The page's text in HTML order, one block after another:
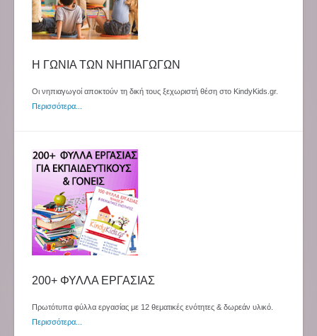
Η ΓΩΝΙΑ ΤΩΝ ΝΗΠΙΑΓΩΓΩΝ
Οι νηπιαγωγοί αποκτούν τη δική τους ξεχωριστή θέση στο KindyKids.gr.
Περισσότερα...
200+ ΦΥΛΛΑ ΕΡΓΑΣΙΑΣ
Πρωτότυπα φύλλα εργασίας με 12 θεματικές ενότητες & δωρεάν υλικό.
Περισσότερα...